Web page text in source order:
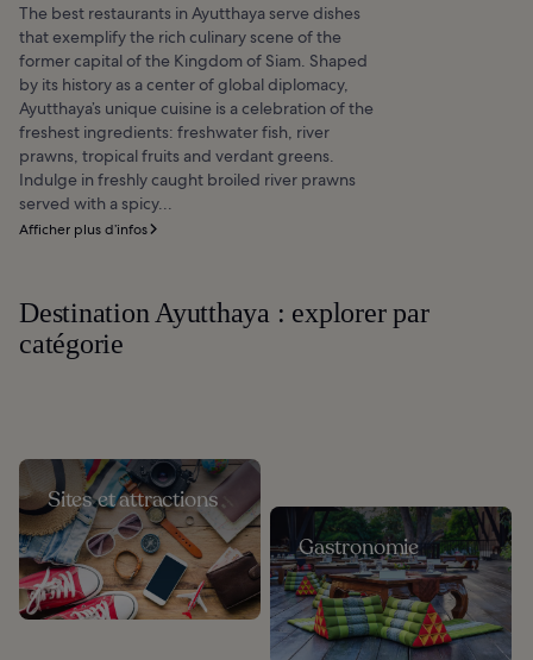
The best restaurants in Ayutthaya serve dishes
that exemplify the rich culinary scene of the
former capital of the Kingdom of Siam. Shaped
by its history as a center of global diplomacy,
Ayutthaya’s unique cuisine is a celebration of the
freshest ingredients: freshwater fish, river
prawns, tropical fruits and verdant greens.
Indulge in freshly caught broiled river prawns
served with a spicy...
Afficher plus d’infos
Destination Ayutthaya : explorer par
catégorie
Sites et attractions
Gastronomie